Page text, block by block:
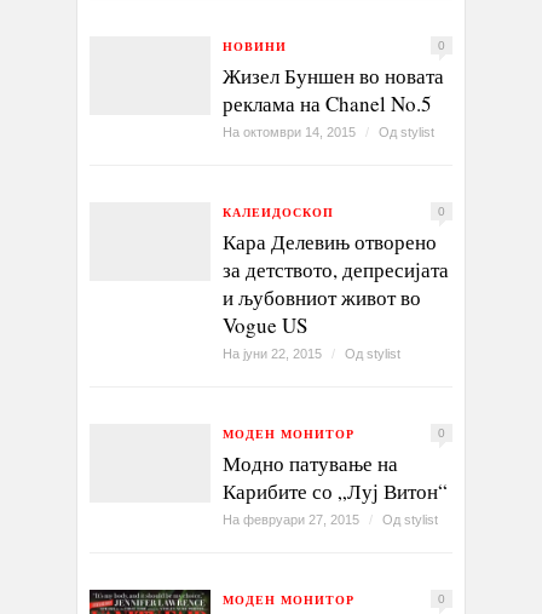
НОВИНИ 0
Жизел Буншен во новата
реклама на Chanel No.5
На октомври 14, 2015 / Од stylist
КАЛЕИДОСКОП 0
Кара Делевињ отворено
за детството, депресијата
и љубовниот живот во
Vogue US
На јуни 22, 2015 / Од stylist
МОДЕН МОНИТОР 0
Модно патување на
Карибите со „Луј Витон“
На февруари 27, 2015 / Од stylist
МОДЕН МОНИТОР 0